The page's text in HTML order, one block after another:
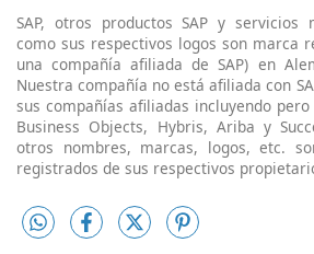
SAP, otros productos SAP y servicios
como sus respectivos logos son marca
una compañía afiliada de SAP) en
Nuestra compañía no está afiliada con
sus compañías afiliadas incluyendo
Business Objects, Hybris, Ariba y
otros nombres, marcas, logos, etc.
registrados de sus respectivos